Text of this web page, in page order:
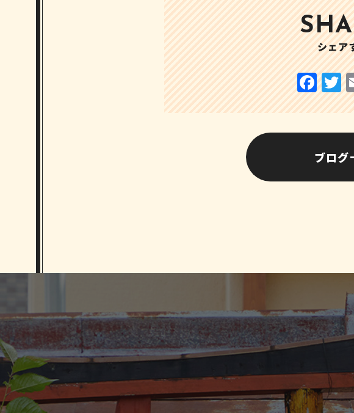
シェア
ブログ